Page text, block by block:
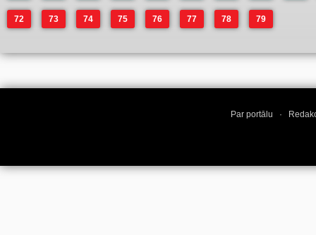
72 73 74 75 76 77 78 79
Par portālu ·